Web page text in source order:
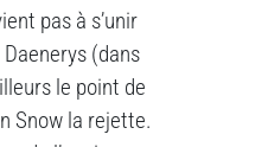
pas à s’unir
(dans
le point de
Snow la rejette.